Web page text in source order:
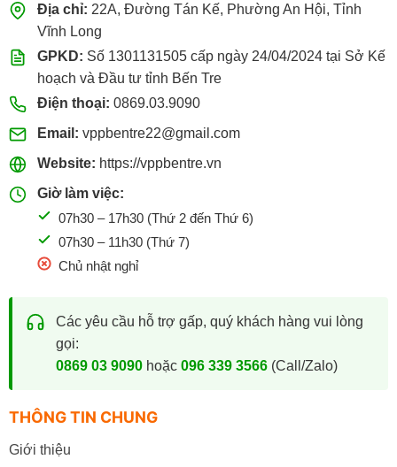
Địa chỉ: 22A, Đường Tán Kế, Phường An Hội, Tỉnh
Vĩnh Long
GPKD: Số 1301131505 cấp ngày 24/04/2024 tại Sở Kế
hoạch và Đầu tư tỉnh Bến Tre
Điện thoại: 0869.03.9090
Email: vppbentre22@gmail.com
Website: https://vppbentre.vn
Giờ làm việc:
07h30 – 17h30 (Thứ 2 đến Thứ 6)
07h30 – 11h30 (Thứ 7)
Chủ nhật nghỉ
Các yêu cầu hỗ trợ gấp, quý khách hàng vui lòng
gọi:
0869 03 9090hoặc 096 339 3566(Call/Zalo)
THÔNG TIN CHUNG
Giới thiệu